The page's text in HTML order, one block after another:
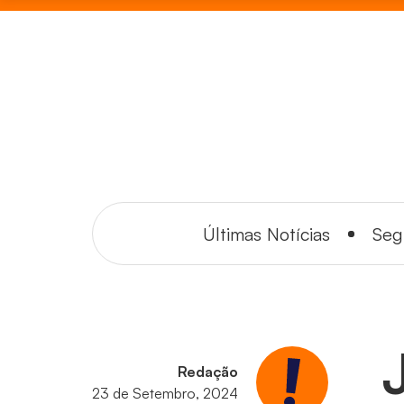
Últimas Notícias
Redação
23 de Setembro, 2024